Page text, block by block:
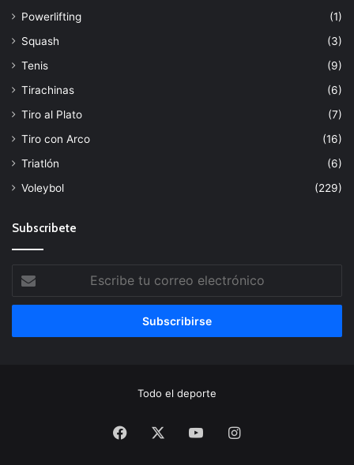
Powerlifting
(1)
Squash
(3)
Tenis
(9)
Tirachinas
(6)
Tiro al Plato
(7)
Tiro con Arco
(16)
Triatlón
(6)
Voleybol
(229)
Subscribete
Escribe
tu
correo
Todo el deporte
Facebook YouTubeInstagram